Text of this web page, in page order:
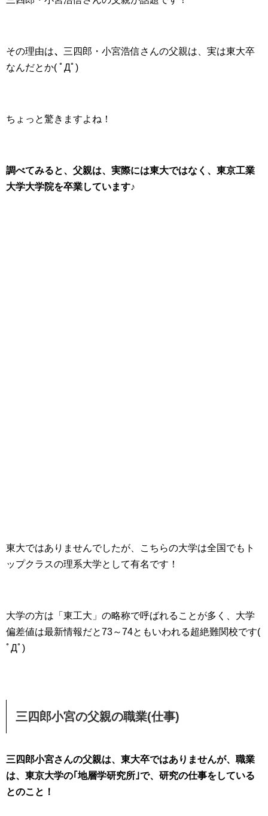
その理由は、 三四郎・小宮浩信さんの父親は、実は東大卒
なんだとか( ﾟДﾟ)
ちょっと驚きますよね！
調べてみると、父親は、実際には東大ではなく、東京工業
大学大学院を卒業しています♪
東大ではありませんでしたが、こちらの大学は全国でもト
ップクラスの理系大学として有名です！
大学の方は「東工大」の略称で呼ばれることが多く、大学
偏差値は最新情報だと73～74ともいわれる超絶難関校です(
ﾟДﾟ)
三四郎小宮の父親の職業(仕事)
三四郎小宮さんの父親は、東大卒ではありませんが、職業
は、東京大学の｢地層学研究所｣で、研究の仕事をしている
とのこと！